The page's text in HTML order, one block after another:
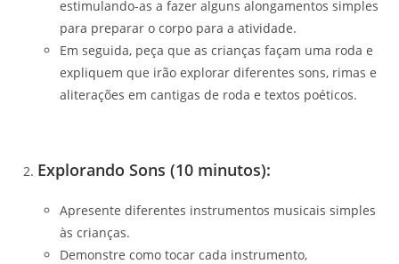
estimulando-as a fazer alguns alongamentos simples
para preparar o corpo para a atividade.
Em seguida, peça que as crianças façam uma roda e
expliquem que irão explorar diferentes sons, rimas e
aliterações em cantigas de roda e textos poéticos.
Explorando Sons (10 minutos):
Apresente diferentes instrumentos musicais simples
às crianças.
Demonstre como tocar cada instrumento,